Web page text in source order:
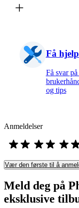
Få
Få svar
og tips
Anmeldelser
Vær den første til å
Meld deg på
eksklusive